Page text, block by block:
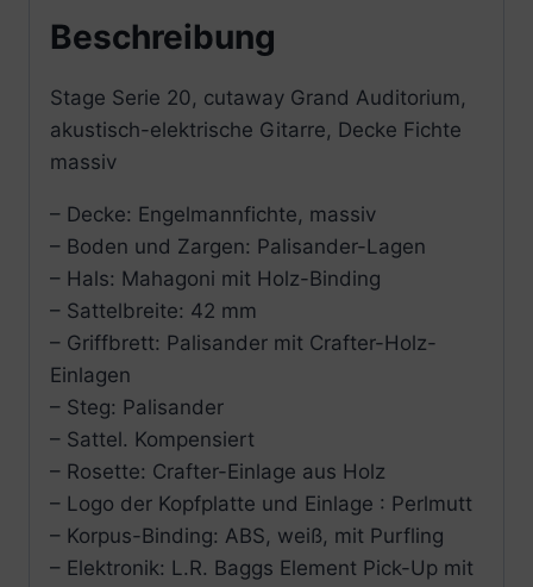
Beschreibung
Stage Serie 20, cutaway Grand Auditorium,
akustisch-elektrische Gitarre, Decke Fichte
massiv
– Decke: Engelmannfichte, massiv
– Boden und Zargen: Palisander-Lagen
– Hals: Mahagoni mit Holz-Binding
– Sattelbreite: 42 mm
– Griffbrett: Palisander mit Crafter-Holz-
Einlagen
– Steg: Palisander
– Sattel. Kompensiert
– Rosette: Crafter-Einlage aus Holz
– Logo der Kopfplatte und Einlage : Perlmutt
– Korpus-Binding: ABS, weiß, mit Purfling
– Elektronik: L.R. Baggs Element Pick-Up mit